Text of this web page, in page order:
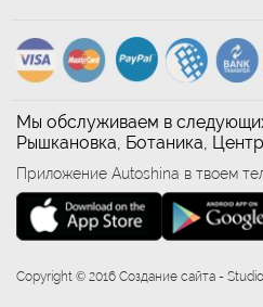
Мы обслуживаем в
Рышкановка, Ботаника,
Приложение Autoshina в твоем
Copyright © 2016 Создание сайта -